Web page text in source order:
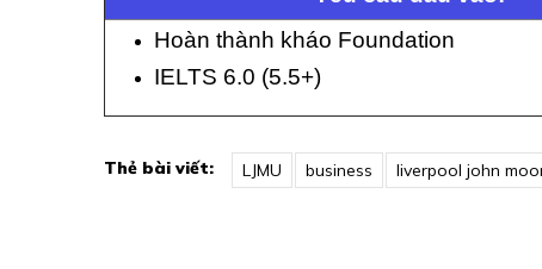
Hoàn thành kháo Foundation
IELTS 6.0 (5.5+)
Thẻ bài viết: LJMU business liverpool john